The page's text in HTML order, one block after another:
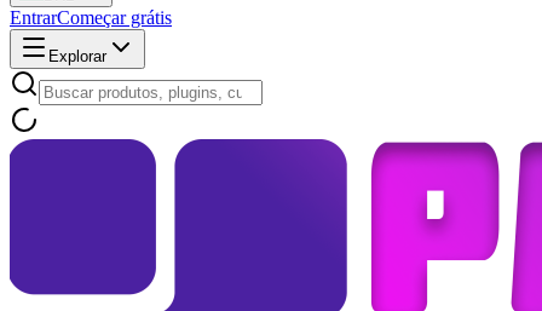
EntrarComeçar grátis
Explorar